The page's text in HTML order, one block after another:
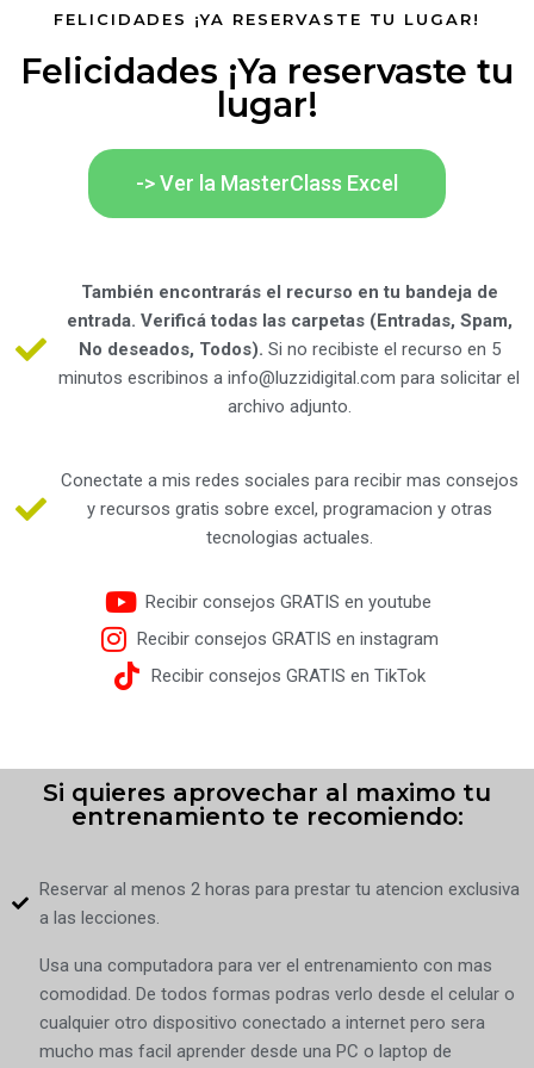
FELICIDADES ¡YA RESERVASTE TU LUGAR!
Felicidades ¡Ya reservaste tu
lugar!​
-> Ver la MasterClass Excel
También encontrarás el recurso en tu bandeja de
entrada. Verificá todas las carpetas (Entradas, Spam,
No deseados, Todos). Si no recibiste el recurso en 5
minutos escribinos a info@luzzidigital.com para solicitar el
archivo adjunto.
Conectate a mis redes sociales para recibir mas consejos
y recursos gratis sobre excel, programacion y otras
tecnologias actuales.
Recibir consejos GRATIS en youtube
Recibir consejos GRATIS en instagram
Recibir consejos GRATIS en TikTok
Si quieres aprovechar al maximo tu
entrenamiento te recomiendo:
Reservar al menos 2 horas para prestar tu atencion exclusiva
a las lecciones.
Usa una computadora para ver el entrenamiento con mas
comodidad. De todos formas podras verlo desde el celular o
cualquier otro dispositivo conectado a internet pero sera
mucho mas facil aprender desde una PC o laptop de